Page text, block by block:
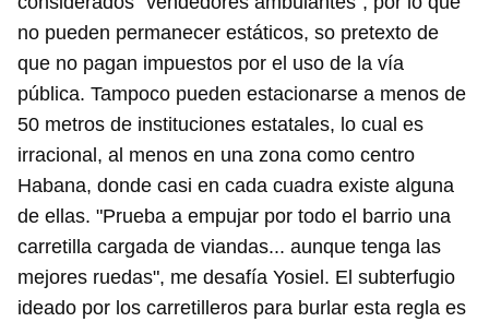
no pueden permanecer estáticos, so pretexto de
que no pagan impuestos por el uso de la vía
pública. Tampoco pueden estacionarse a menos de
50 metros de instituciones estatales, lo cual es
irracional, al menos en una zona como centro
Habana, donde casi en cada cuadra existe alguna
de ellas. "Prueba a empujar por todo el barrio una
carretilla cargada de viandas... aunque tenga las
mejores ruedas", me desafía Yosiel. El subterfugio
ideado por los carretilleros para burlar esta regla es